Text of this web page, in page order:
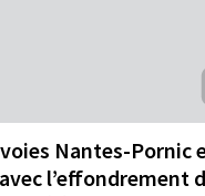
Nantes-Pornic
l’effondrement